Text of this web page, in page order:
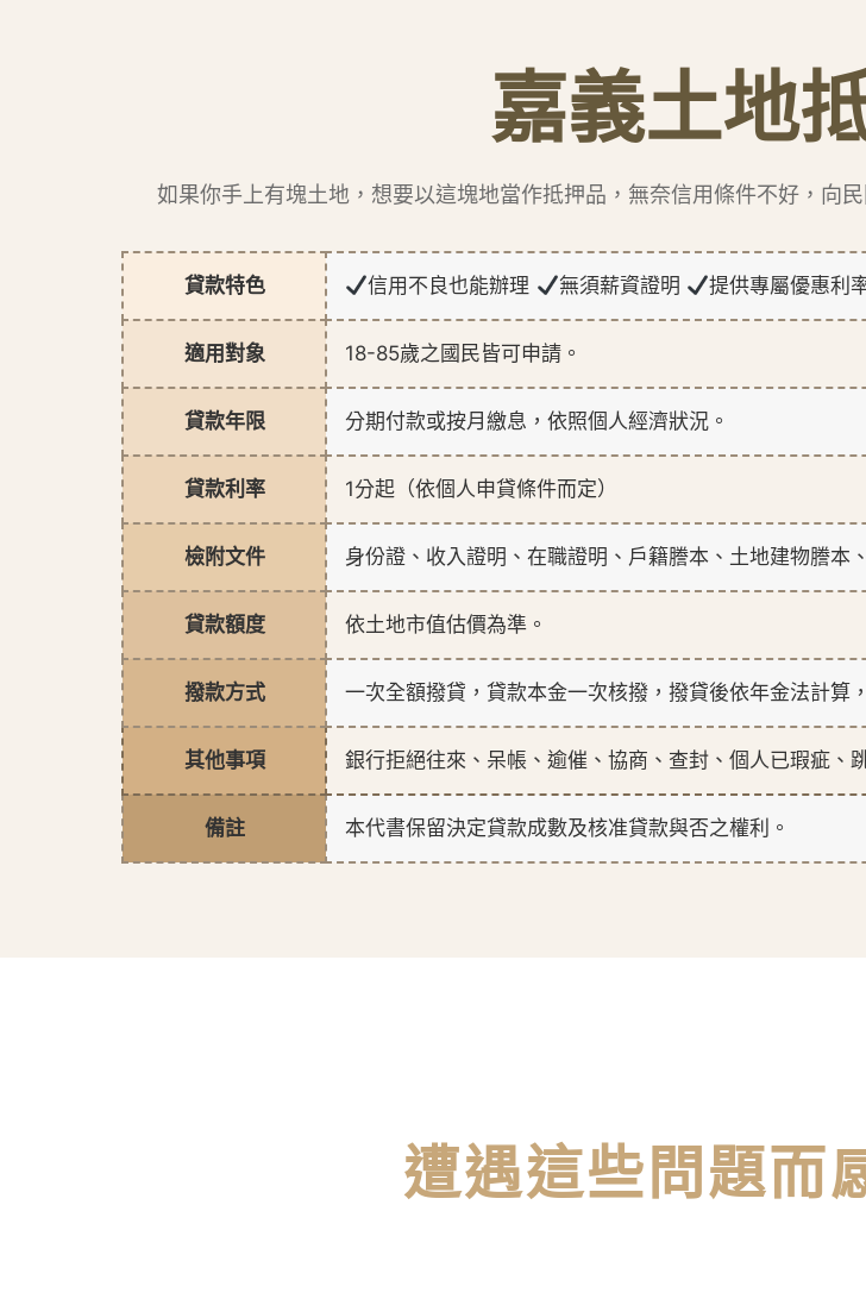
嘉義土地
如果你手上有塊土地，想要以這塊地當作抵押品，無奈信用條件不好，向
貸款特色 信用不良也能辦理 無須薪資證明 提供專屬優惠利
適用對象 18-85歲之國民皆可申請。
貸款年限 分期付款或按月繳息，依照個人經濟狀況。
貸款利率 1分起（依個人申貸條件而定）
檢附文件 身份證、收入證明、在職證明、戶籍謄本、土地建物謄本
貸款額度 依土地市值估價為準。
撥款方式 一次全額撥貸，貸款本金一次核撥，撥貸後依年金法計算
其他事項 銀行拒絕往來、呆帳、逾催、協商、查封、個人已瑕疵、
備註 本代書保留決定貸款成數及核准貸款與否之權利。
遭遇這些問題而